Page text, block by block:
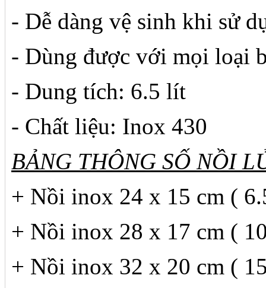
- Dễ dàng vệ sinh khi sử
- Dùng được với mọi loại
- Dung tích: 6.5 lít
- Chất liệu: Inox 430
BẢNG THÔNG SỐ NỒI
+ Nồi inox 24 x 15 cm (
+ Nồi inox 28 x 17 cm (
+ Nồi inox 32 x 20 cm (